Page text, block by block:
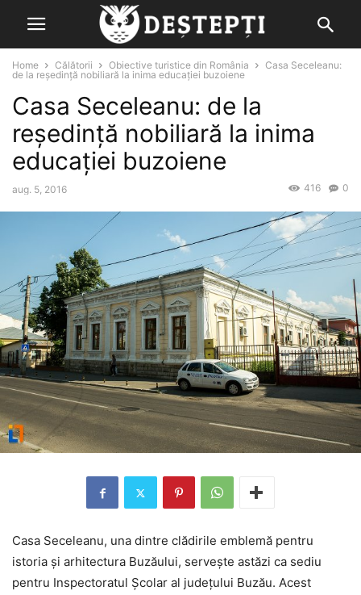
Home Călătorii Obiective turistice din România
Casa Seceleanu:
de la reședință nobiliară la inima educației buzoiene
Casa Seceleanu: de la
reședință nobiliară la inima
educației buzoiene
aug. 5, 2016 0
416
Casa Seceleanu, una dintre clădirile emblemă pentru
istoria și arhitectura Buzăului, servește astăzi ca sediu
pentru Inspectoratul Școlar al județului Buzău. Acest